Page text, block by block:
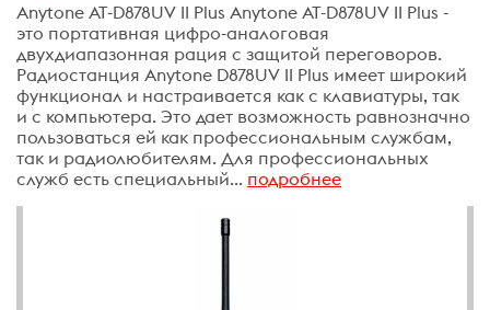
Anytone AT-D878UV II Plus Anytone AT-D878UV II Plus -
это портативная цифро-аналоговая
двухдиапазонная рация с защитой переговоров.
Радиостанция Anytone D878UV II Plus имеет широкий
функционал и настраивается как с клавиатуры, так
и с компьютера. Это дает возможность равнозначно
пользоваться ей как профессиональным службам,
так и радиолюбителям. Для профессиональных
служб есть специальный... подробнее